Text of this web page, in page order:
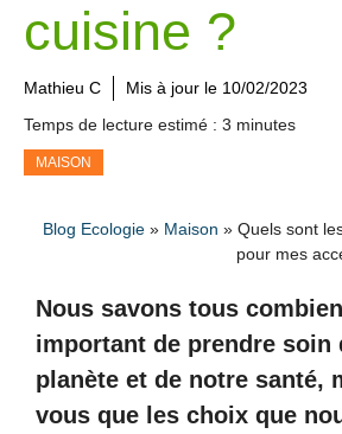
cuisine ?
Mathieu C Mis à jour le 10/02/2023
Temps de lecture estimé : 3 minutes
MAISON
Blog Ecologie » Maison » Quels sont
pour mes
Nous savons tous
important de prendre soin
planète et de notre santé,
vous que les choix que